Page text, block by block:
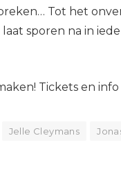
Tot het
sporen na in
Tickets en info
Jelle Cleymans